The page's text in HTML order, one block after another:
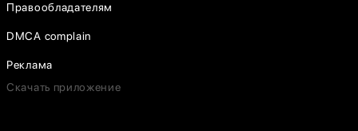
Правообладателям
DMCA complain
Реклама
Скачать приложение